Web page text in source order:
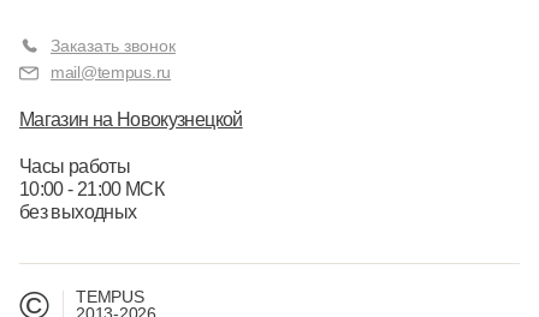
Заказать звонок
mail@tempus.ru
Магазин на Новокузнецкой
Часы работы
10:00 - 21:00 МСК
без выходных
©
TEMPUS